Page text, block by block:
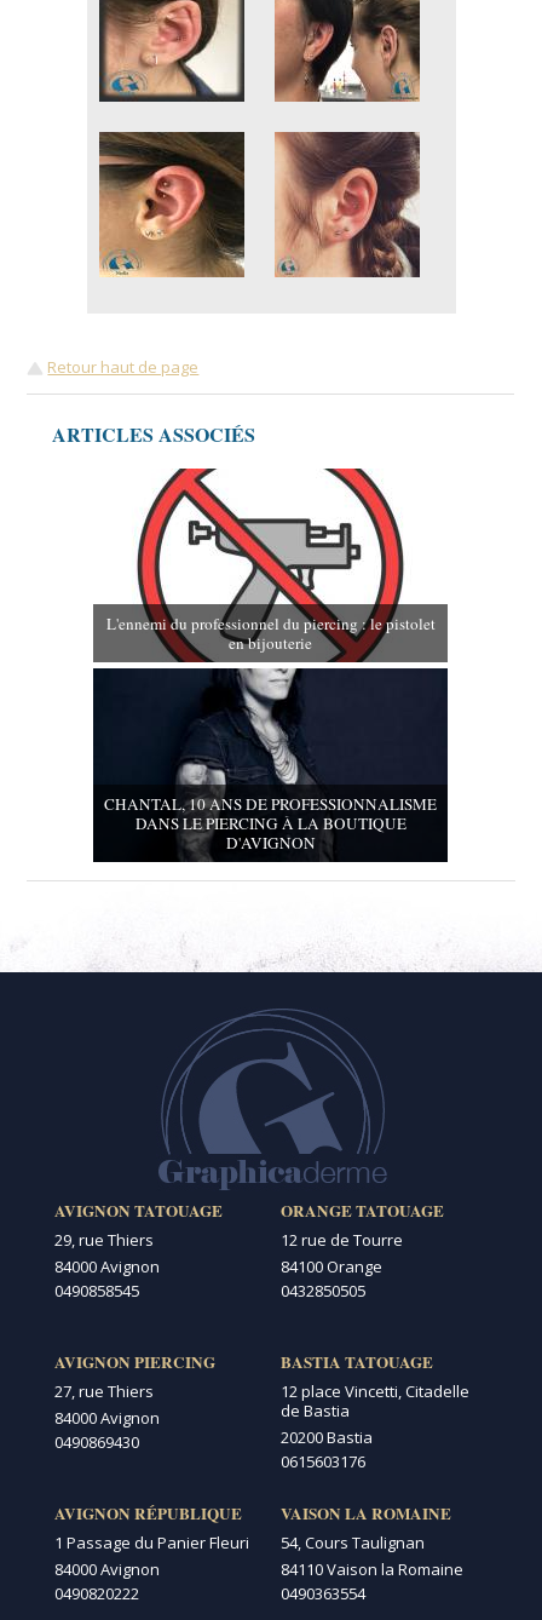
Retour haut de page
ARTICLES ASSOCIÉS
L'ennemi du professionnel du piercing : le pistolet
en bijouterie
CHANTAL, 10 ANS DE PROFESSIONNALISME
DANS LE PIERCING À LA BOUTIQUE
D'AVIGNON
AVIGNON TATOUAGE
29, rue Thiers
84000 Avignon
0490858545
AVIGNON PIERCING
27, rue Thiers
84000 Avignon
0490869430
AVIGNON RÉPUBLIQUE
1 Passage du Panier Fleuri
84000 Avignon
0490820222
ORANGE TATOUAGE
12 rue de Tourre
84100 Orange
0432850505
BASTIA TATOUAGE
12 place Vincetti, Citadelle
de Bastia
20200 Bastia
0615603176
VAISON LA ROMAINE
54, Cours Taulignan
84110 Vaison la Romaine
0490363554